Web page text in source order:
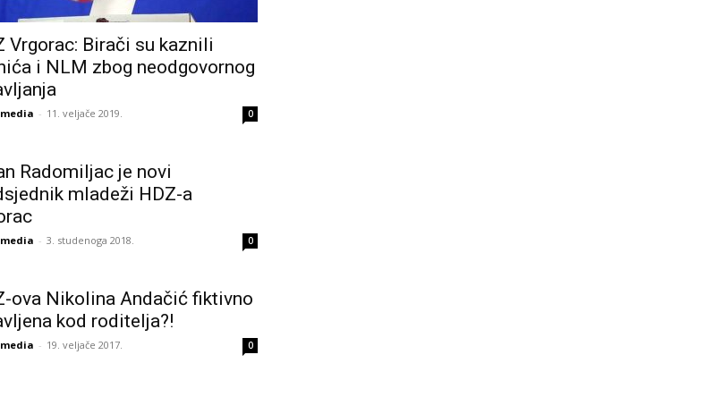
Vrgorac: Birači su kaznili
i NLM zbog neodgovornog
- 11. veljače 2019. 0
Radomiljac je novi
mladeži HDZ-a
- 3. studenoga 2018. 0
ova Nikolina Andačić fiktivno
kod roditelja?!
- 19. veljače 2017. 0